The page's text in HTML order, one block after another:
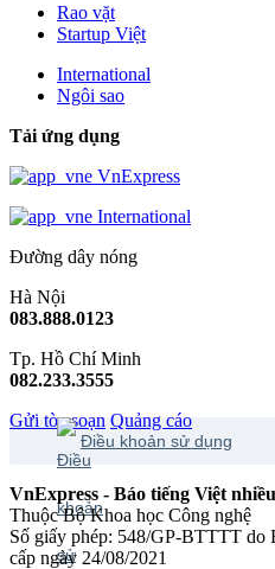
Rao vặt
Startup Việt
International
Ngôi sao
Tải ứng dụng
VnExpress
International
Đường dây nóng
Hà Nội
083.888.0123
Tp. Hồ Chí Minh
082.233.3555
Gửi tòa soạn Quảng cáo
Điều khoản sử dụng
VnExpress - Báo tiếng Việt
Thuộc Bộ Khoa học Công nghệ
Số giấy phép: 548/GP-BTTTT do
cấp ngày 24/08/2021